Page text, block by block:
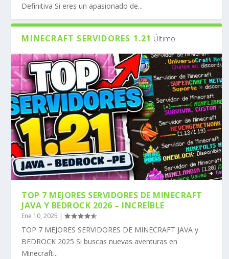
Definitiva Si eres un apasionado de...
MINECRAFT SERVIDORES 1.21 Último
TOP 7 MEJORES SERVIDORES DE MINECRAFT
JAVA Y BEDROCK 2026 – INCREÍBLE
Ene 10, 2025 |
TOP 7 MEJORES SERVIDORES DE MINECRAFT JAVA y
BEDROCK 2025 Si buscas nuevas aventuras en
Minecraft...